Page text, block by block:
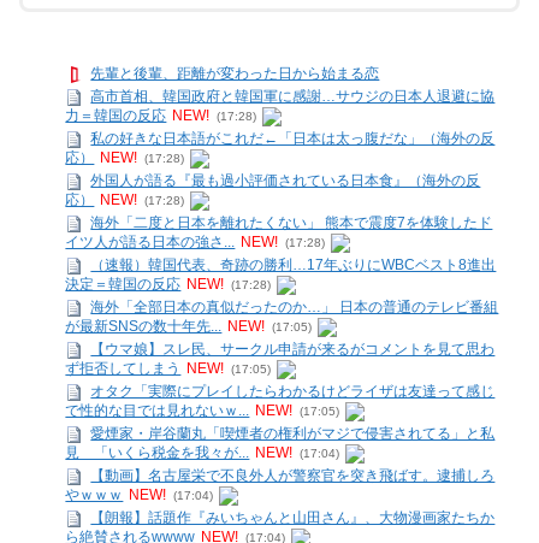
先輩と後輩、距離が変わった日から始まる恋
高市首相、韓国政府と韓国軍に感謝…サウジの日本人退避に協
力＝韓国の反応 NEW! (17:28)
私の好きな日本語がこれだ←「日本は太っ腹だな」（海外の反
応）
NEW! (17:28)
外国人が語る『最も過小評価されている日本食』（海外の反
応）
NEW! (17:28)
海外「二度と日本を離れたくない」 熊本で震度7を体験したド
イツ人が語る日本の強さ...
NEW! (17:28)
（速報）韓国代表、奇跡の勝利…17年ぶりにWBCベスト8進出
決定＝韓国の反応 NEW! (17:28)
海外「全部日本の真似だったのか…」 日本の普通のテレビ番組
が最新SNSの数十年先...
NEW! (17:05)
【ウマ娘】スレ民、サークル申請が来るがコメントを見て思わ
ず拒否してしまう
NEW! (17:05)
オタク「実際にプレイしたらわかるけどライザは友達って感じ
で性的な目では見れないｗ...
NEW! (17:05)
愛煙家・岸谷蘭丸「喫煙者の権利がマジで侵害されてる」と私
見 「いくら税金を我々が...
NEW! (17:04)
【動画】名古屋栄で不良外人が警察官を突き飛ばす。逮捕しろ
やｗｗｗ NEW! (17:04)
【朗報】話題作『みいちゃんと山田さん』、大物漫画家たちか
ら絶賛されるwwww NEW! (17:04)